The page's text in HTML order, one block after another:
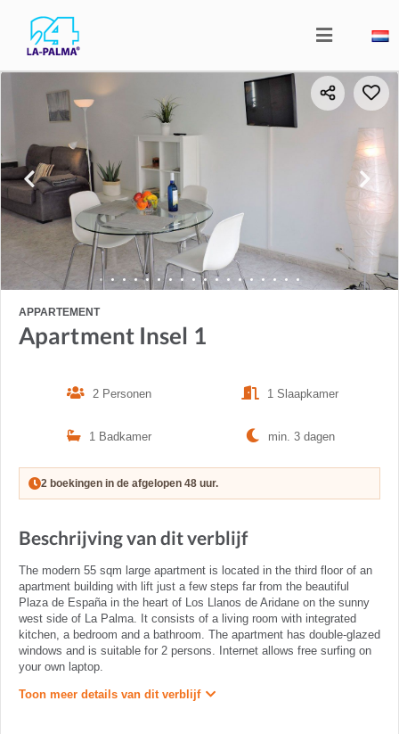
APPARTEMENT
Apartment Insel 1
2 Personen 1 Slaapkamer
1 Badkamer min. 3 dagen
2 boekingen in de afgelopen 48 uur.
Beschrijving van dit verblijf
The modern 55 sqm large apartment is located in the third floor of an
apartment building with lift just a few steps far from the beautiful
Plaza de España in the heart of Los Llanos de Aridane on the sunny
west side of La Palma. It consists of a living room with integrated
kitchen, a bedroom and a bathroom. The apartment has double-glazed
windows and is suitable for 2 persons. Internet allows free surfing on
your own laptop.
Toon meer details van dit verblijf